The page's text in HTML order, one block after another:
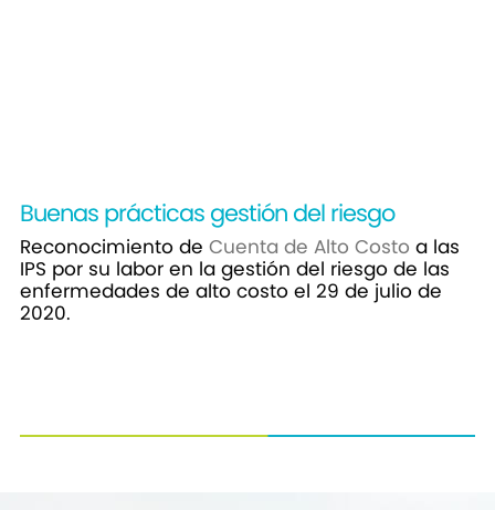
Buenas prácticas gestión del riesgo
Reconocimiento de Cuenta de Alto Costo a las
IPS por su labor en la gestión del riesgo de las
enfermedades de alto costo el 29 de julio de
2020.